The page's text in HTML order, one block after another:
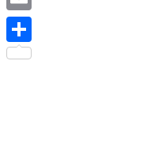
Email
Compartir